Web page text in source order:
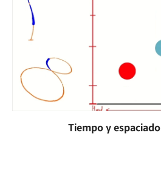
Tiempo y espaciado